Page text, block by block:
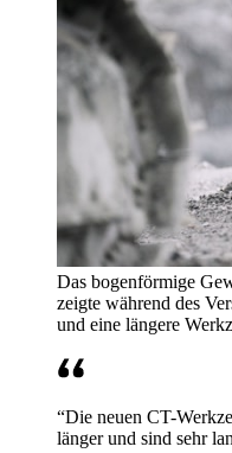
Das bogenförmige
zeigte während des
und eine längere
“Die neuen CT-
länger und sind sehr